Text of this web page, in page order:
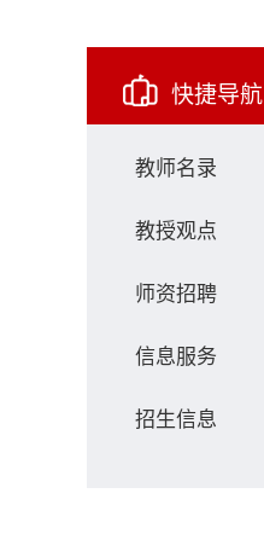
快捷导航
教师名录
教授观点
师资招聘
信息服务
招生信息